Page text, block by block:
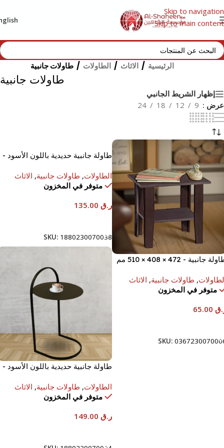
Skip to navigation
Skip to main content
الرئيسية / الاثاث / الطاولات / طاولات جانبية
طاولات جانبية
إظهار الشريط الجانبي
عرض
9
12
18
24
جانبية - 472 × 408 × 510 مم
, طاولات جانبية, الاثاث
متوفر في المخزون
SKU:
طاولة جانبية حديدية باللون الأسود -
الطاولات, طاولات جانبية, الاثاث
متوفر في المخزون
ر.ق
SKU: 1880230070038
طاولة جانبية حديدية باللون الأسود -
الطاولات, طاولات جانبية, الاثاث
متوفر في المخزون
ر.ق